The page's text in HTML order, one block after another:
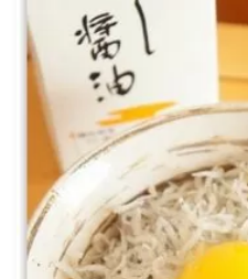
名古屋
ナナちゃん人形